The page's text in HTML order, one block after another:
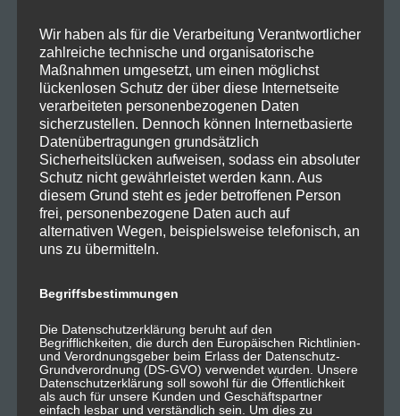
Büro Plus
Veeam
Acronis
...
Dienste.
Active Directory
DHCP / DNS
VPN
Apache / nginx
Beschaffung, installation, konfiugration,
Wir haben als für die Verarbeitung Verantwortlicher
zahlreiche technische und organisatorische
Maßnahmen umgesetzt, um einen möglichst
lückenlosen Schutz der über diese Internetseite
verarbeiteten personenbezogenen Daten
sicherzustellen. Dennoch können Internetbasierte
Datenübertragungen grundsätzlich
Sicherheitslücken aufweisen, sodass ein absoluter
Schutz nicht gewährleistet werden kann. Aus
diesem Grund steht es jeder betroffenen Person
frei, personenbezogene Daten auch auf
alternativen Wegen, beispielsweise telefonisch, an
uns zu übermitteln.
Begriffsbestimmungen
Die Datenschutzerklärung beruht auf den
Begrifflichkeiten, die durch den Europäischen Richtlinien-
und Verordnungsgeber beim Erlass der Datenschutz-
Grundverordnung (DS-GVO) verwendet wurden. Unsere
Datenschutzerklärung soll sowohl für die Öffentlichkeit
als auch für unsere Kunden und Geschäftspartner
einfach lesbar und verständlich sein. Um dies zu